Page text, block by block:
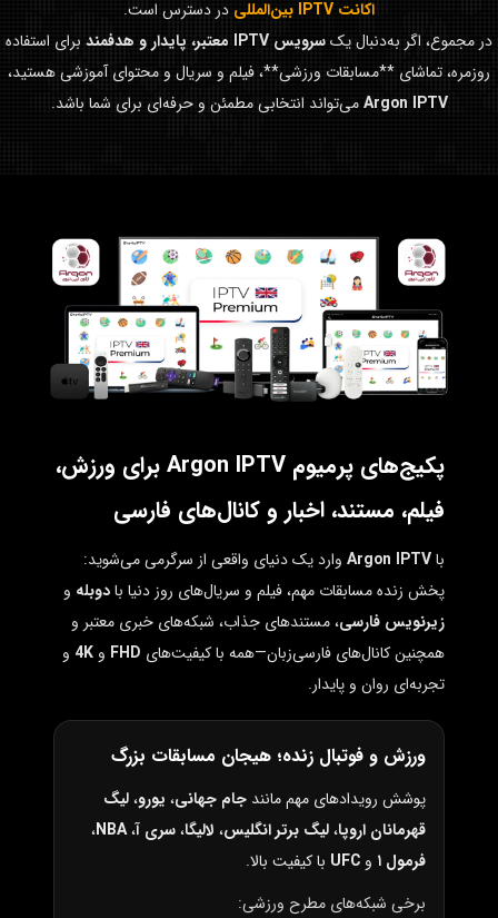
اکانت IPTV بین‌المللی
در دسترس است.
در مجموع، اگر به‌دنبال یکسرویس IPTV معتبر، پایدار و هدفمند
برای استفاده
روزمره، تماشای **مسابقات ورزشی**، فیلم و سریال و محتوای آموزشی هستید،
Argon IPTVمی‌تواند انتخابی مطمئن و حرفه‌ای برای شما باشد.
پکیج‌های پرمیوم Argon IPTV برای ورزش،
فیلم، مستند، اخبار و کانال‌های فارسی
باArgon IPTV وارد یک دنیای واقعی از سرگرمی می‌شوید:
پخش زنده مسابقات مهم، فیلم و سریال‌های روز دنیا بادوبله و
زیرنویس فارسی، مستندهای جذاب، شبکه‌های خبری معتبر و
همچنین کانال‌های فارسی‌زبان—همه با کیفیت‌های FHD و 4K و
تجربه‌ای روان و پایدار.
ورزش و فوتبال زنده؛ هیجان مسابقات بزرگ
پوشش رویدادهای مهم مانند جام جهانی، یورو،لیگ
قهرمانان اروپا،لیگ برتر انگلیس، لالیگا،سری آ،NBA،
فرمول ۱
و UFC با کیفیت بالا.
برخی شبکه‌های مطرح ورزشی: